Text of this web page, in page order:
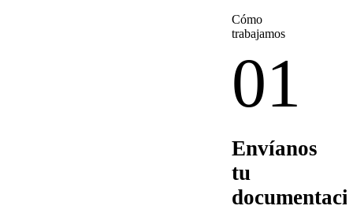
Cómo
trabajamos
01
Envíanos
tu